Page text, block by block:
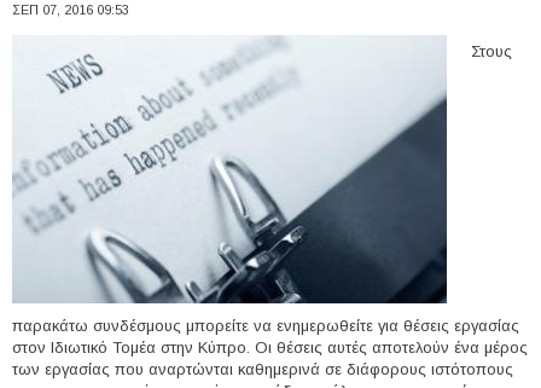
ΣΕΠ 07, 2016 09:53
Στους
παρακάτω συνδέσμους μπορείτε να ενημερωθείτε για θέσεις εργασίας
στον Ιδιωτικό Τομέα στην Κύπρο. Οι θέσεις αυτές αποτελούν ένα μέρος
των εργασίας που αναρτώνται καθημερινά σε διάφορους ιστότοπους